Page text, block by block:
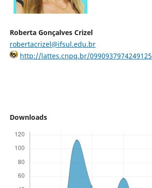
Roberta Gonçalves Crizel
robertacrizel@ifsul.edu.br
http://lattes.cnpq.br/0990937974249125
Downloads